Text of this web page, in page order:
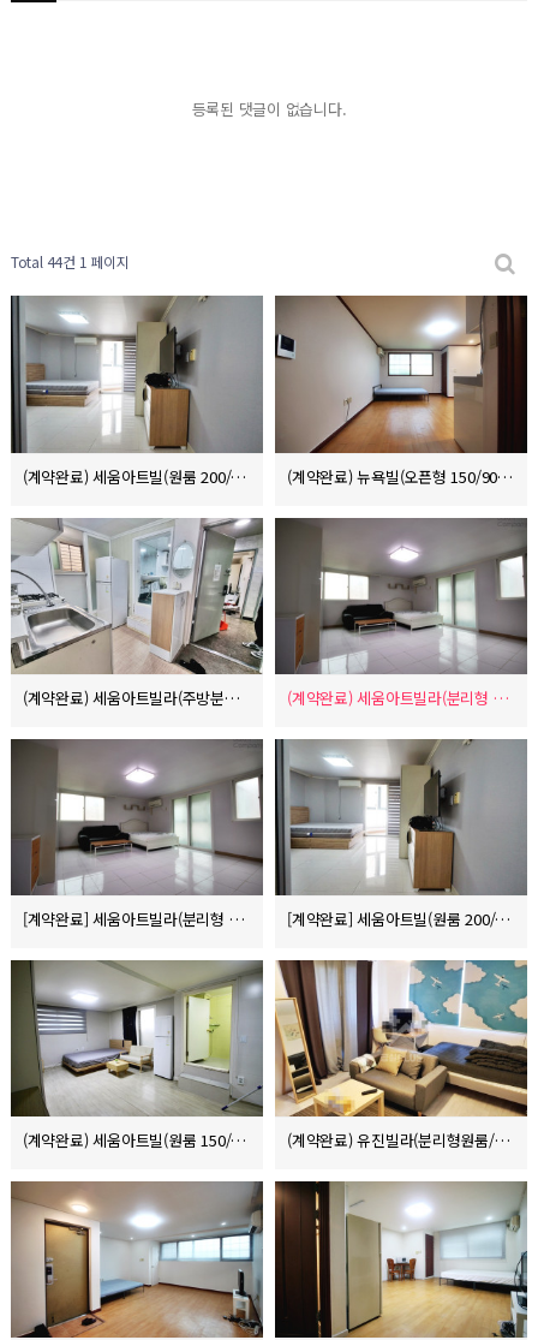
등록된 댓글이 없습니다.
Total 44건 1 페이지
(계약완료) 세움아트빌(원룸 200/115/10) (계약완료) 뉴욕빌(오픈형 150/90/8)
(계약완료) 세움아트빌라(주방분리형 150/80/10) (계약완료) 세움아트빌라(분리형 250/130/10)
[계약완료] 세움아트빌라(분리형 250/130/10) [계약완료] 세움아트빌(원룸 200/100/10)
(계약완료) 세움아트빌(원룸 150/80/10) (계약완료) 유진빌라(분리형원룸/6000/31/8)